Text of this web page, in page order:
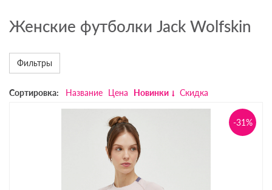
Женские футболки Jack Wolfskin
Фильтры
Сортировка: Название Цена Новинки Скидка
-31%